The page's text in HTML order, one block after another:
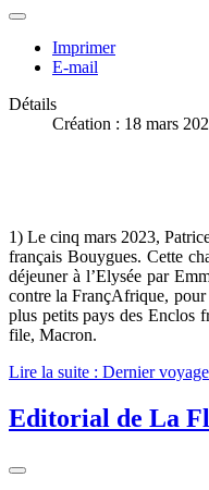
Imprimer
E-mail
Détails
Création : 18 mars
1) Le cinq mars 2023,
français Bouygues. Cette
déjeuner à l’Elysée par
contre la FrançAfrique, pour
plus petits pays des Enclos
file, Macron.
Lire la suite : Dernier
Editorial de La